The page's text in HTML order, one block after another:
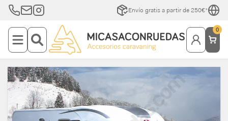
Envío gratis a partir de 250€*
0